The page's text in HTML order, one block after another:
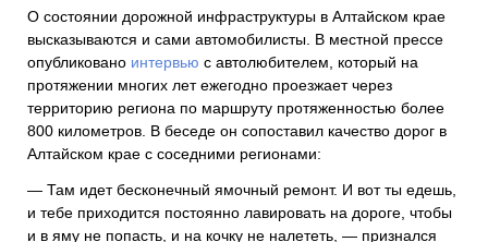
О состоянии дорожной инфраструктуры в Алтайском крае
высказываются и сами автомобилисты. В местной прессе
опубликовано интервью с автолюбителем, который на
протяжении многих лет ежегодно проезжает через
территорию региона по маршруту протяженностью более
800 километров. В беседе он сопоставил качество дорог в
Алтайском крае с соседними регионами:
— Там идет бесконечный ямочный ремонт. И вот ты едешь,
и тебе приходится постоянно лавировать на дороге, чтобы
и в яму не попасть, и на кочку не налететь, — признался